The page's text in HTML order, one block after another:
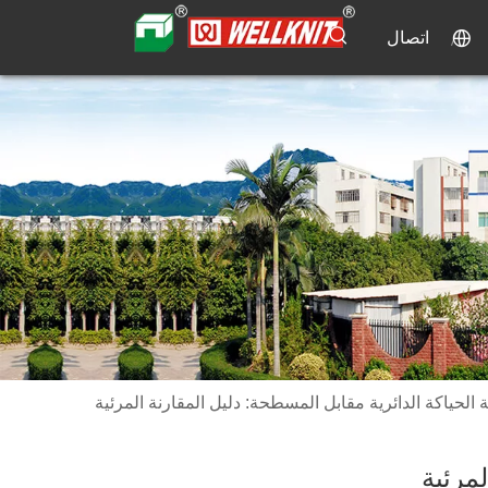
اتصال
الحياكة الدائرية مقابل المسطحة: دليل المقارنة المرئية